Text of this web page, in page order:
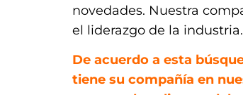
novedades. Nuestra
el liderazgo de la industria.
De acuerdo a esta
tiene su compañía en